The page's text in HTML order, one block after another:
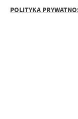
POLITYKA